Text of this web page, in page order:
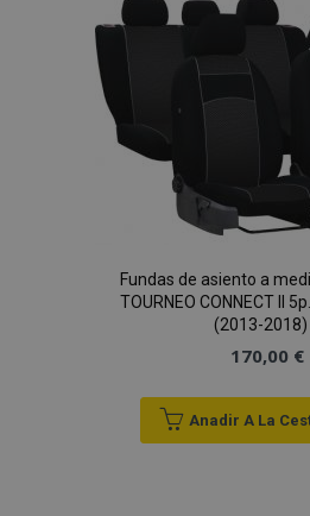
Fundas de asiento a
TOURNEO CONNECT II
(2013-2018)
170,00 €
Anadir A La